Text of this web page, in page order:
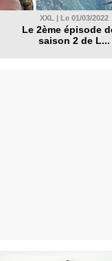
XXL | Le 01/03/2022
Le 2ème épisode
saison 2 de L...